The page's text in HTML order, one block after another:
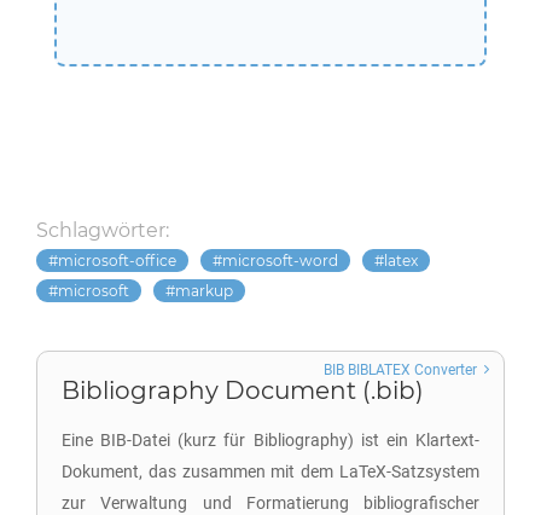
Schlagwörter:
microsoft-office microsoft-word
latex
microsoft
markup
Bibliography Document (.bib)
Eine BIB-Datei (kurz für Bibliography) ist ein Klartext-
Dokument, das zusammen mit dem LaTeX-Satzsystem
zur Verwaltung und Formatierung bibliografischer
BIB BIBLATEX Converter